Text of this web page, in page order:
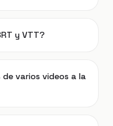
y VTT?
varios videos a la